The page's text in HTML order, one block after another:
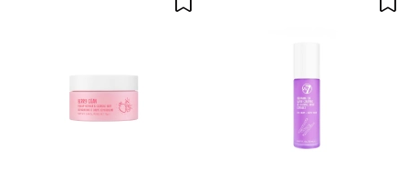
QUIERO REGISTRARME